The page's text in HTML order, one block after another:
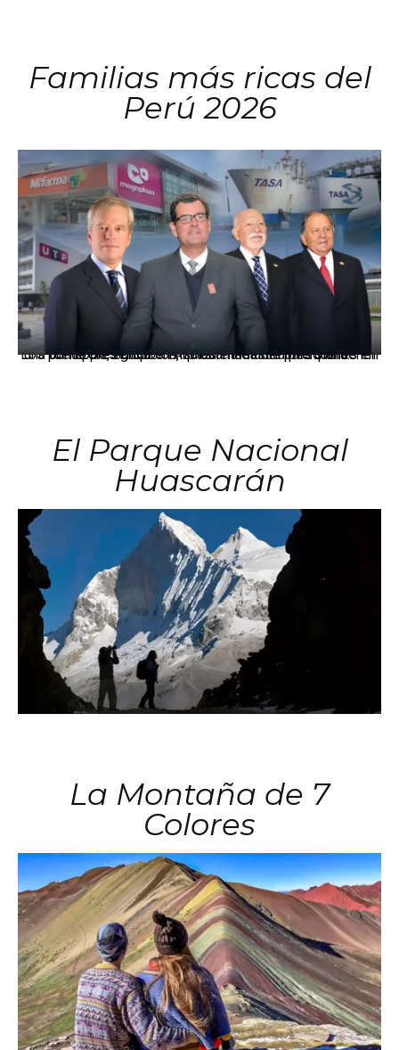
Familias más ricas del
Perú 2026
Los principales grupos empresariales del país mantienen una fuerte presencia en Áncash mediante inversiones en comercio, educación, salud e industria pesquera.
El Parque Nacional
Huascarán
La Montaña de 7
Colores